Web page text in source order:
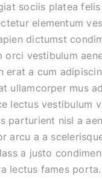
sociis platea
elementum
dictumst
orci vestibulum
erat a cum
ullamcorper mus
lectus vestibulum
parturient nisl a
arcu a a
a justo
lectus fames porta.